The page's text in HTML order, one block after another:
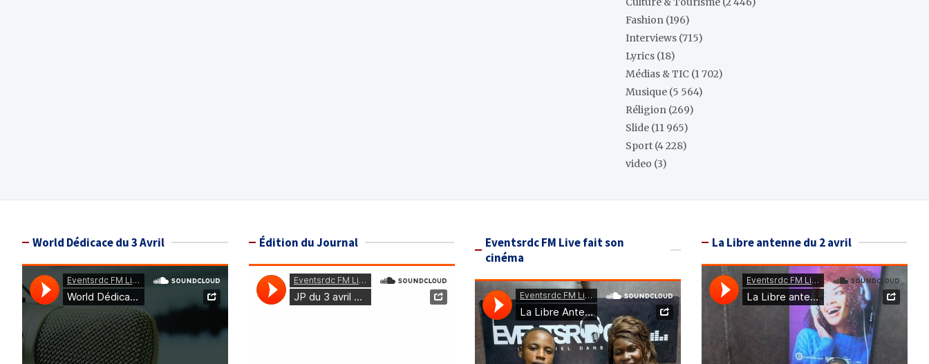
Fashion (196)
Interviews (715)
Lyrics (18)
Médias & TIC (1 702)
Musique (5 564)
Réligion (269)
Slide (11 965)
Sport (4 228)
video (3)
World Dédicace du 3 Avril Édition du Journal
Eventsrdc FM Live fait son
cinéma
La Libre antenne du 2 avril